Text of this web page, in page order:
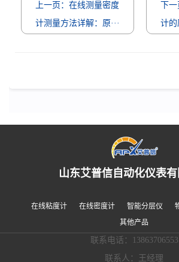
上一页：在线测量密度
计测量方法详解：原···
下
计的
山东艾普信自动化仪表有
在线粘度计 在线密度计 智能分层仪
其他产品
联系电话：13863706553
联系人：王经理